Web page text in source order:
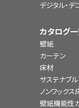
デジタル・
カタログ
壁紙
カーテン
床材
サステナブ
ノンワックス
壁紙機能性